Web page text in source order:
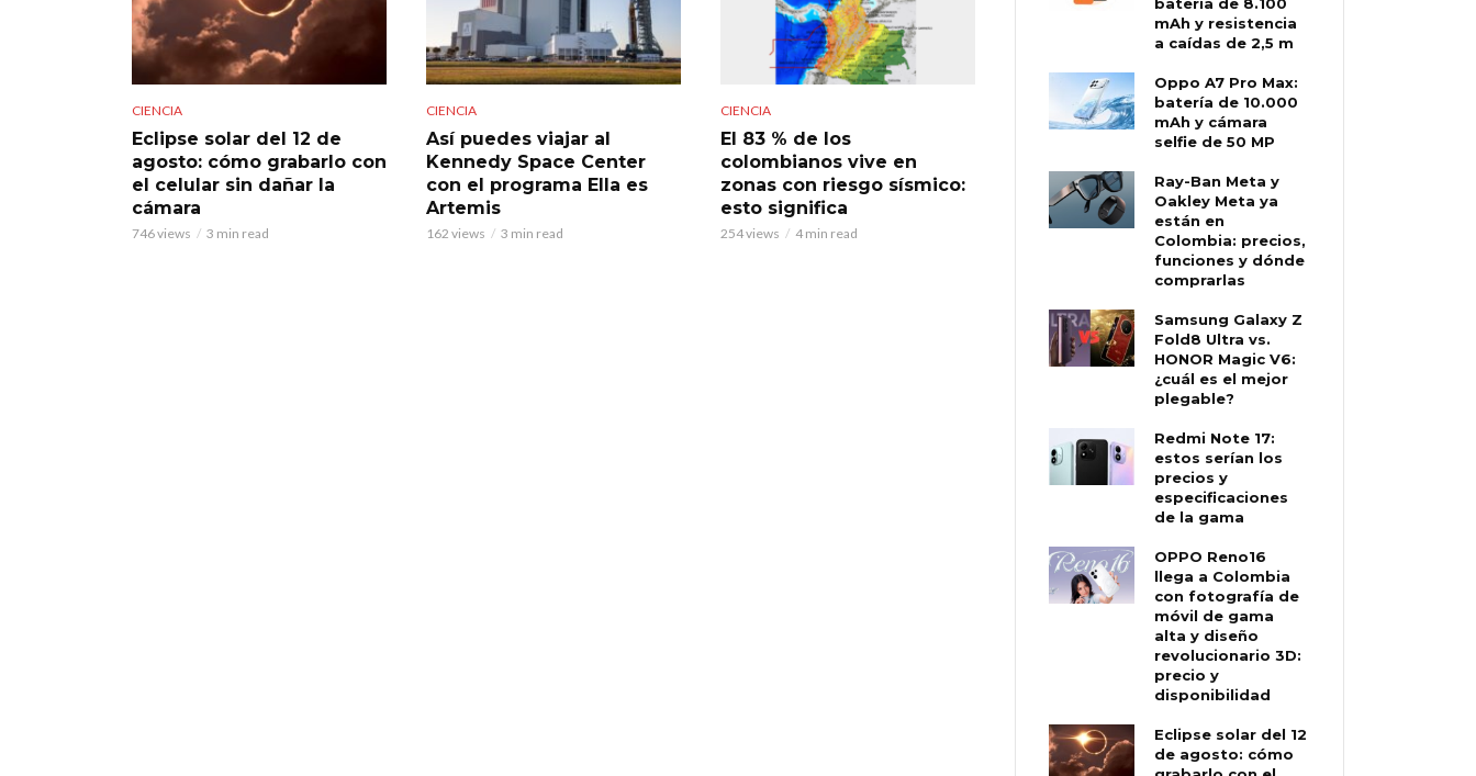
CIENCIA
Eclipse solar del 12 de
agosto: cómo grabarlo con
el celular sin dañar la
cámara
746 views 3 min read
CIENCIA
Así puedes viajar al
Kennedy Space Center
con el programa Ella es
Artemis
162 views 3 min read
CIENCIA
El 83 % de los
colombianos vive en
zonas con riesgo sísmico:
esto significa
254 views 4 min read
mAh y resistencia
a caídas de 2,5 m
Oppo A7 Pro Max:
batería de 10.000
mAh y cámara
selfie de 50 MP
Ray-Ban Meta y
Oakley Meta ya
están en
Colombia: precios,
funciones y dónde
comprarlas
Samsung Galaxy Z
Fold8 Ultra vs.
HONOR Magic V6:
¿cuál es el mejor
plegable?
Redmi Note 17:
estos serían los
precios y
especificaciones
de la gama
OPPO Reno16
llega a Colombia
con fotografía de
móvil de gama
alta y diseño
revolucionario 3D:
precio y
disponibilidad
Eclipse solar del 12
de agosto: cómo